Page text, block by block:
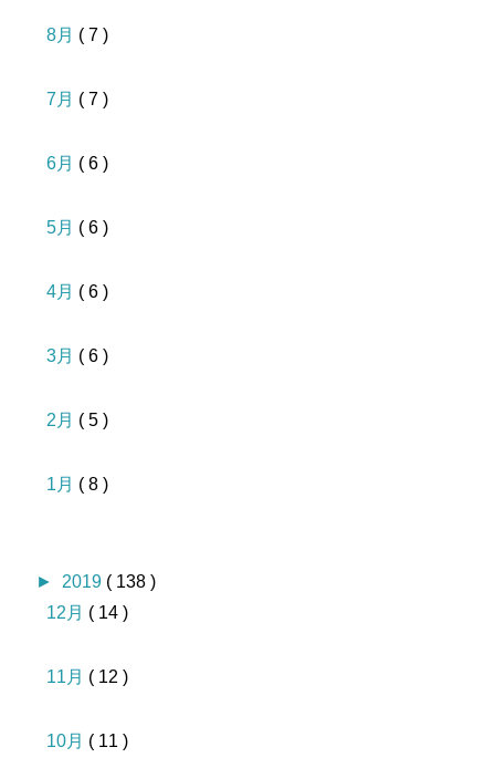
8月 ( 7 )
7月 ( 7 )
6月 ( 6 )
5月 ( 6 )
4月 ( 6 )
3月 ( 6 )
2月 ( 5 )
1月 ( 8 )
► 2019 ( 138 )
12月 ( 14 )
11月 ( 12 )
10月 ( 11 )